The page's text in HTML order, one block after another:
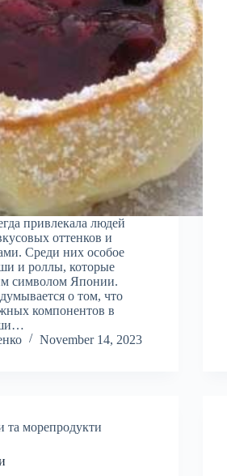
привлекала людей
оттенков и
Среди них особое
и роллы, которые
символом Японии.
о том, что
компонентов в
November 14, 2023
та морепродукти